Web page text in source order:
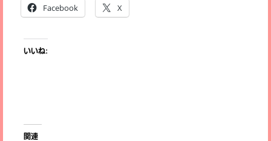
Facebook X
いいね:
関連